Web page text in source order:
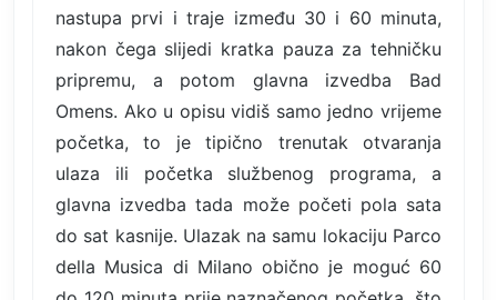
nastupa prvi i traje između 30 i 60 minuta,
nakon čega slijedi kratka pauza za tehničku
pripremu, a potom glavna izvedba Bad
Omens. Ako u opisu vidiš samo jedno vrijeme
početka, to je tipično trenutak otvaranja
ulaza ili početka službenog programa, a
glavna izvedba tada može početi pola sata
do sat kasnije. Ulazak na samu lokaciju Parco
della Musica di Milano obično je moguć 60